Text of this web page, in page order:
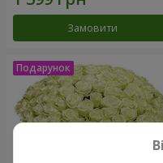
Замовити